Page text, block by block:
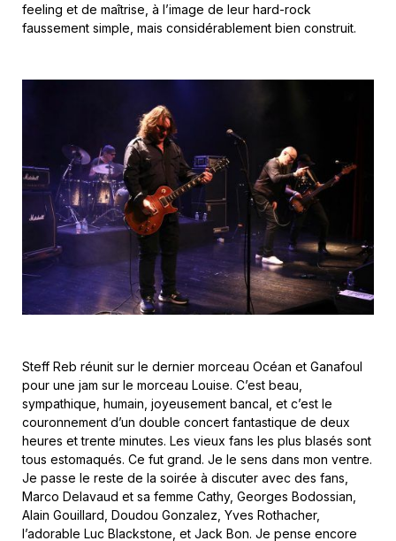
feeling et de maîtrise, à l’image de leur hard-rock
faussement simple, mais considérablement bien construit.
Steff Reb réunit sur le dernier morceau Océan et Ganafoul
pour une jam sur le morceau Louise. C’est beau,
sympathique, humain, joyeusement bancal, et c’est le
couronnement d’un double concert fantastique de deux
heures et trente minutes. Les vieux fans les plus blasés sont
tous estomaqués. Ce fut grand. Je le sens dans mon ventre.
Je passe le reste de la soirée à discuter avec des fans,
Marco Delavaud et sa femme Cathy, Georges Bodossian,
Alain Gouillard, Doudou Gonzalez, Yves Rothacher,
l’adorable Luc Blackstone, et Jack Bon. Je pense encore